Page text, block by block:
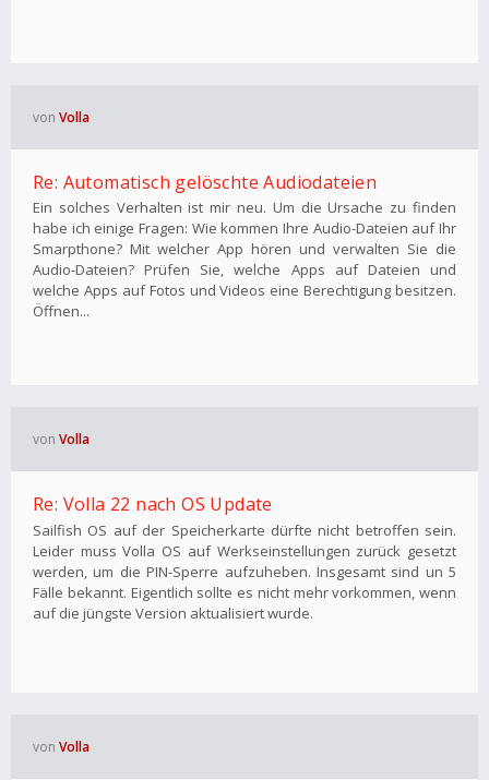
von Volla
Re: Automatisch gelöschte Audiodateien
Ein solches Verhalten ist mir neu. Um die Ursache zu finden
habe ich einige Fragen: Wie kommen Ihre Audio-Dateien auf Ihr
Smarpthone? Mit welcher App hören und verwalten Sie die
Audio-Dateien? Prüfen Sie, welche Apps auf Dateien und
welche Apps auf Fotos und Videos eine Berechtigung besitzen.
Öffnen...
von Volla
Re: Volla 22 nach OS Update
Sailfish OS auf der Speicherkarte dürfte nicht betroffen sein.
Leider muss Volla OS auf Werkseinstellungen zurück gesetzt
werden, um die PIN-Sperre aufzuheben. Insgesamt sind un 5
Fälle bekannt. Eigentlich sollte es nicht mehr vorkommen, wenn
auf die jüngste Version aktualisiert wurde.
von Volla